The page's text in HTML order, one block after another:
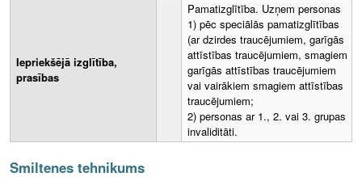
Iepriekšējā izglītība,
prasības
Pamatizglītība. Uzņem personas
1) pēc speciālās pamatizglītības
(ar dzirdes traucējumiem, garīgās
attīstības traucējumiem, smagiem
garīgās attīstības traucējumiem
vai vairākiem smagiem attīstības
traucējumiem;
2) personas ar 1., 2. vai 3. grupas
invaliditāti.
Smiltenes tehnikums